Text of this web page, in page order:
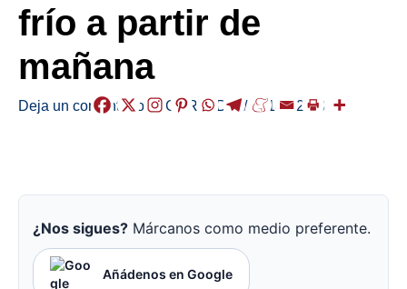
frío a partir de
mañana
Deja un comentario /EGURALDIA/ 2018-12-28
¿Nos sigues? Márcanos como medio preferente.
Añádenos en Google